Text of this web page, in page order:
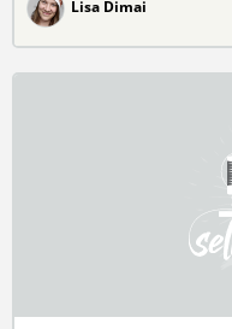
Lisa Dimai